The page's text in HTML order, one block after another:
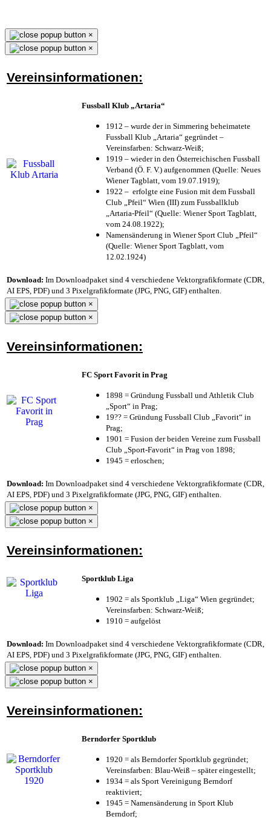
×
×
Vereinsinformationen:
Fussball Klub „Artaria“
1912 – wurde der in Simmering beheimatete
Fussball Klub „Artaria“ gegründet –
Vereinsfarben: Schwarz-Weiß;
1919 – wieder in den Österreichischen Fussball
Verband (Ö. F. V.) aufgenommen (Quelle: Neues
Wiener Tagblatt, vom 19.07.1919);
1922 – erfolgte eine Fusion mit dem Fussball
Club „Pfeil“ Wien (III) zum Fussballklub
„Artaria-Pfeil“ (Quelle: Wiener Sport Tagblatt,
vom 24.08.1922);
Namensänderung in Wiener Sport Club „Pfeil“
(Quelle: Wiener Sport Tagblatt, vom
12.02.1924)
Download: Im Downloadpaket sind 4 verschiedene Vektorgrafikformate (CDR,
AI EPS, PDF) und 3 Pixelgrafikformate (JPG, PNG, GIF) enthalten.
×
×
Vereinsinformationen:
FC Sport Favorit in Prag
1898 = Gründung Fussball und Athletik Club
„Sport“ in Prag;
19?? = Gründung Fussball Club „Favorit“ in
Prag;
1901 = Fusion der beiden Vereine zum Fussball
Club „Sport-Favorit“ in Prag von 1898;
1945 = erloschen;
Download: Im Downloadpaket sind 4 verschiedene Vektorgrafikformate (CDR,
AI EPS, PDF) und 3 Pixelgrafikformate (JPG, PNG, GIF) enthalten.
×
×
Vereinsinformationen:
Sportklub Liga
1902 = als Sportklub „Liga“ Wien gegründet;
Vereinsfarben: Schwarz-Weiß;
1910 = aufgelöst
Download: Im Downloadpaket sind 4 verschiedene Vektorgrafikformate (CDR,
AI EPS, PDF) und 3 Pixelgrafikformate (JPG, PNG, GIF) enthalten.
×
×
Vereinsinformationen:
Berndorfer Sportklub
1920 = als Berndorfer Sportklub gegründet;
Vereinsfarben: Blau-Weiß – später eingestellt;
1934 = als Sport Vereinigung Berndorf
reaktiviert;
1945 = Namensänderung in Sport Klub
Berndorf;